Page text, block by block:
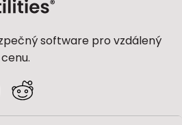
software pro vzdálený